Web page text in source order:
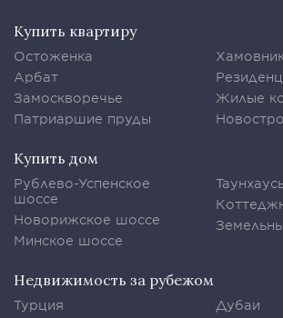
Купить квартиру
Остоженка
Арбат
Замоскворечье
Патриаршие пруды
Жилые
Купить дом
Рублево-Успенское
шоссе
Новорижское шоссе
Минское шоссе
Недвижимость за рубежом
Турция
Дубаи